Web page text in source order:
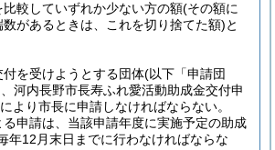
較していずれか少ない方の額(その額に
があるときは、これを切り捨てた額)と
付を受けようとする団体(以下「申請団
河内長野市長寿ふれ愛活動助成金交付申
により市長に申請しなければならない。
る申請は、当該申請年度に実施予定の助成
年12月末日までに行わなければならな